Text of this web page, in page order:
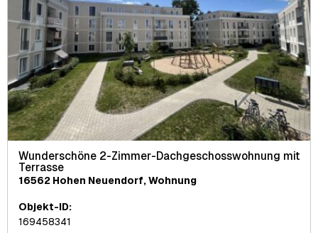
Wunderschöne 2-Zimmer-Dachgeschosswohnung mit
Terrasse
16562 Hohen Neuendorf, Wohnung
Objekt-ID:
169458341